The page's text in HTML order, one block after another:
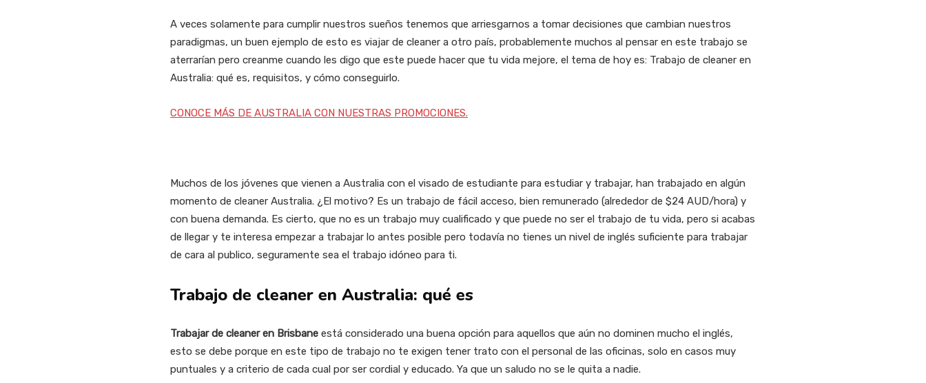
A veces solamente para cumplir nuestros sueños tenemos que arriesgarnos a tomar decisiones que cambian nuestros
paradigmas, un buen ejemplo de esto es viajar de cleaner a otro país, probablemente muchos al pensar en este trabajo se
aterrarían pero creanme cuando les digo que este puede hacer que tu vida mejore, el tema de hoy es: Trabajo de cleaner en
Australia: qué es, requisitos, y cómo conseguirlo.
CONOCE MÁS DE AUSTRALIA CON NUESTRAS PROMOCIONES.
Muchos de los jóvenes que vienen a Australia con el visado de estudiante para estudiar y trabajar, han trabajado en algún
momento de cleaner Australia. ¿El motivo? Es un trabajo de fácil acceso, bien remunerado (alrededor de $24 AUD/hora) y
con buena demanda. Es cierto, que no es un trabajo muy cualificado y que puede no ser el trabajo de tu vida, pero si acabas
de llegar y te interesa empezar a trabajar lo antes posible pero todavía no tienes un nivel de inglés suficiente para trabajar
de cara al publico, seguramente sea el trabajo idóneo para ti.
Trabajo de cleaner en Australia: qué es
Trabajar de cleaner en Brisbane está considerado una buena opción para aquellos que aún no dominen mucho el inglés,
esto se debe porque en este tipo de trabajo no te exigen tener trato con el personal de las oficinas, solo en casos muy
puntuales y a criterio de cada cual por ser cordial y educado. Ya que un saludo no se le quita a nadie.